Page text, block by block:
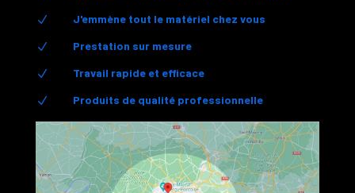
N J'emmène tout le matériel chez vous
N Prestation sur mesure
N Travail rapide et efficace
N Produits de qualité professionnelle